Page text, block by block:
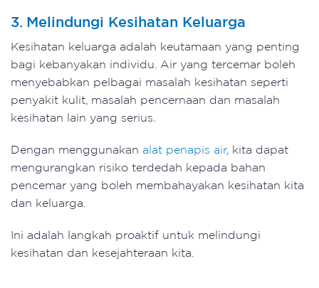
3. Melindungi Kesihatan Keluarga
Kesihatan keluarga adalah keutamaan yang penting
bagi kebanyakan individu. Air yang tercemar boleh
menyebabkan pelbagai masalah kesihatan seperti
penyakit kulit, masalah pencernaan dan masalah
kesihatan lain yang serius.
Dengan menggunakan alat penapis air, kita dapat
mengurangkan risiko terdedah kepada bahan
pencemar yang boleh membahayakan kesihatan kita
dan keluarga.
Ini adalah langkah proaktif untuk melindungi
kesihatan dan kesejahteraan kita.